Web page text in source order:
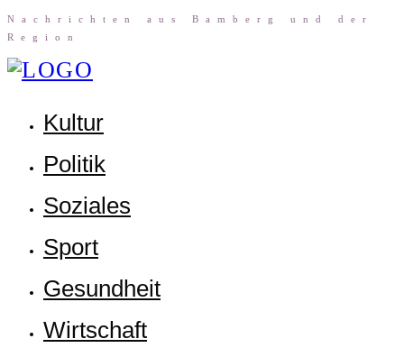
Nach­rich­ten aus Bam­berg und der
Region
Kul­tur
Poli­tik
Sozia­les
Sport
Gesund­heit
Wirt­schaft